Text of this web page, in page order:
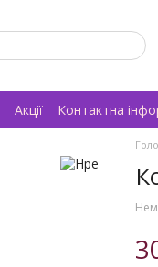
Акції Контактна